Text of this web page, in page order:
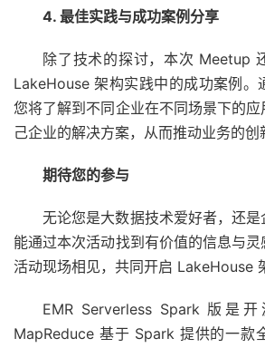
4. 最佳实践与成功案例分享
除了技术的探讨，本次 Meetup
LakeHouse 架构实践中的成功案例。
您将了解到不同企业在不同场景下的
己企业的解决方案，从而推动业务的创
期待您的参与
无论您是大数据技术爱好者，还
能通过本次活动找到有价值的信息与
活动现场相见，共同开启 LakeHouse
EMR Serverless Spark 版是
MapReduce 基于 Spark 提供的一款